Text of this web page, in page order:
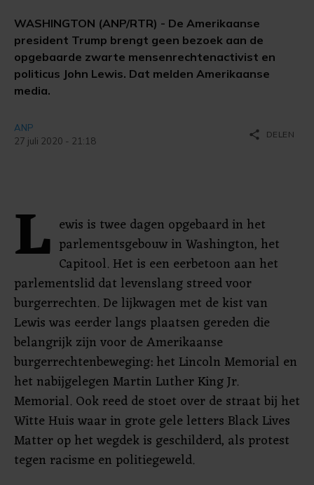
WASHINGTON (ANP/RTR) - De Amerikaanse
president Trump brengt geen bezoek aan de
opgebaarde zwarte mensenrechtenactivist en
politicus John Lewis. Dat melden Amerikaanse
media.
ANP
27 juli 2020 - 21:18
share DELEN
L ewis is twee dagen opgebaard in het
parlementsgebouw in Washington, het
Capitool. Het is een eerbetoon aan het
parlementslid dat levenslang streed voor
burgerrechten. De lijkwagen met de kist van
Lewis was eerder langs plaatsen gereden die
belangrijk zijn voor de Amerikaanse
burgerrechtenbeweging: het Lincoln Memorial en
het nabijgelegen Martin Luther King Jr.
Memorial. Ook reed de stoet over de straat bij het
Witte Huis waar in grote gele letters Black Lives
Matter op het wegdek is geschilderd, als protest
tegen racisme en politiegeweld.